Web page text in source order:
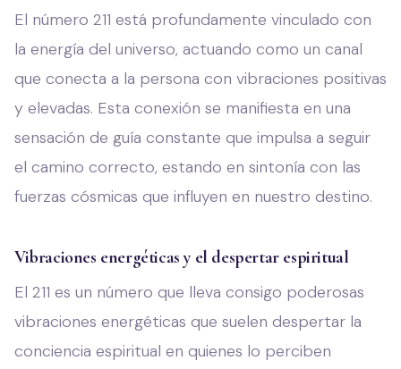
El número 211 está profundamente vinculado con
la energía del universo, actuando como un canal
que conecta a la persona con vibraciones positivas
y elevadas. Esta conexión se manifiesta en una
sensación de guía constante que impulsa a seguir
el camino correcto, estando en sintonía con las
fuerzas cósmicas que influyen en nuestro destino.
Vibraciones energéticas y el despertar espiritual
El 211 es un número que lleva consigo poderosas
vibraciones energéticas que suelen despertar la
conciencia espiritual en quienes lo perciben